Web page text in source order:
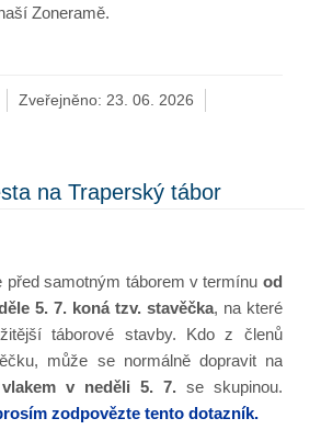
Zoneramě.
Zveřejněno: 23. 06. 2026
na Traperský tábor
samotným táborem v termínu od
5. 7. koná tzv. stavěčka, na které
táborové stavby. Kdo z členů
může se normálně dopravit na
vlakem v neděli 5. 7.se skupinou.
zodpovězte tento dotazník.